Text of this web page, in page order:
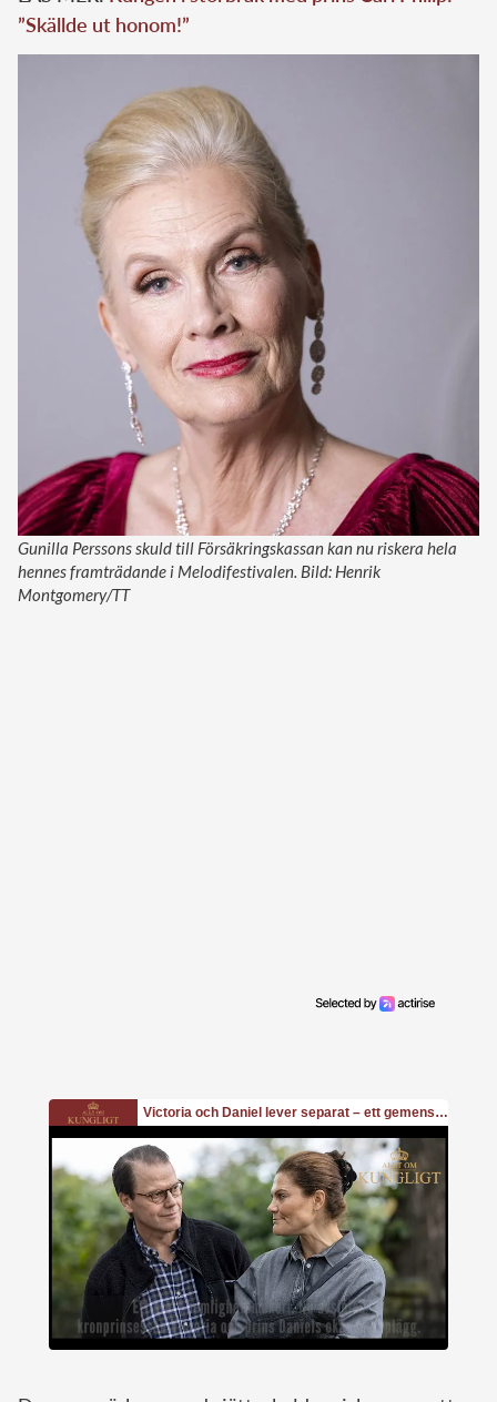
”Skällde ut honom!”
Gunilla Perssons skuld till Försäkringskassan kan nu riskera hela
hennes framträdande i Melodifestivalen. Bild: Henrik
Montgomery/TT